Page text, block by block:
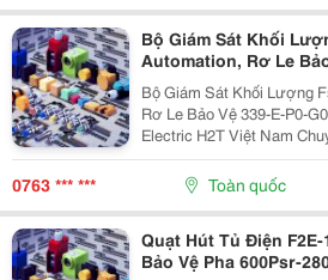
Bộ Giám Sát Khối
Automation, Rơ Le
N-N-3E-N-N General
Bộ Giám Sát Khối Lượng
Rơ Le Bảo Vệ 339-E-P0-
Electric H2T Việt Nam Chuyên Nhập Khẩu Và Phân Phối
Thiết Bị Tự Động Hóa Tại Việt Nam
Dt/Zalo:0763836381
0763 *** *** Toàn quốc
Quạt Hút Tủ Điện
Bảo Vệ Pha 600Psr-